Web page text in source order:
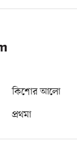
কিশোর আলো
প্রথমা